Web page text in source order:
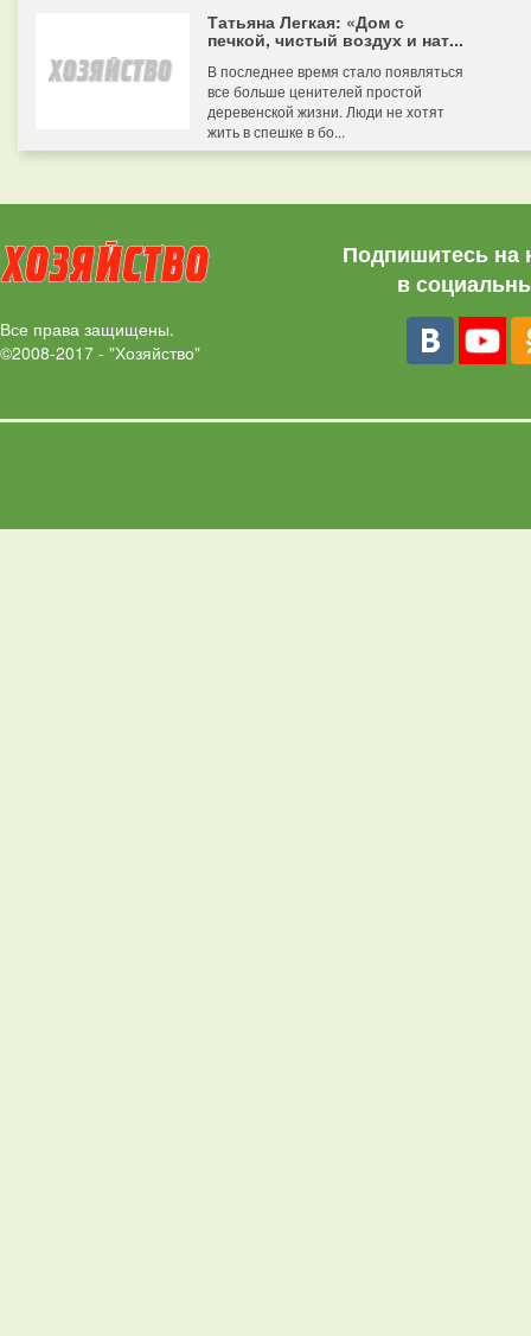
Татьяна Легкая: «Дом с
печкой, чистый воздух и нат...
В последнее время стало появляться
все больше ценителей простой
деревенской жизни. Люди не хотят
жить в спешке в бо...
Все права защищены.
©2008-2017 - "Хозяйство"
Подпишитесь на
в